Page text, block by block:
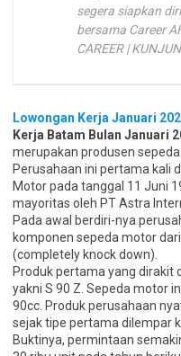
segera siapkan
bersama Career
CAREER |
Lowongan Kerja Januari
Kerja Batam Bulan Januari
merupakan produsen
Perusahaan ini pertama kali
Motor pada tanggal 11 Juni
mayoritas oleh PT Astra
Pada awal berdiri-nya
komponen sepeda motor
(completely knock down).
Produk pertama yang dirakit
yakni S 90 Z. Sepeda motor
90cc. Produk perusahaan
sejak tipe pertama dilempar
Buktinya, permintaan